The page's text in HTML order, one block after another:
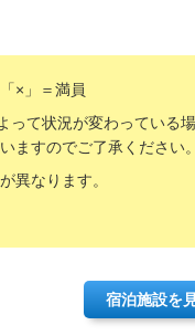
×」＝満員
って状況が変わっている
ますのでご了承ください。
異なります。
宿泊施設を